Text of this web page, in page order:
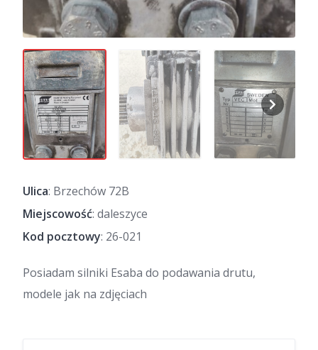
Ulica: Brzechów 72B
Miejscowość: daleszyce
Kod pocztowy: 26-021
Posiadam silniki Esaba do podawania drutu,
modele jak na zdjęciach